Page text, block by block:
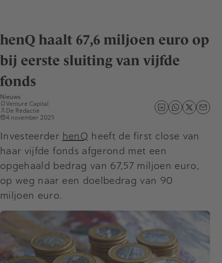
henQ haalt 67,6 miljoen euro op
bij eerste sluiting van vijfde
fonds
Nieuws
Venture Capital
De Redactie
4 november 2025
Investeerder henQ heeft de first close van
haar vijfde fonds afgerond met een
opgehaald bedrag van 67,57 miljoen euro,
op weg naar een doelbedrag van 90
miljoen euro.